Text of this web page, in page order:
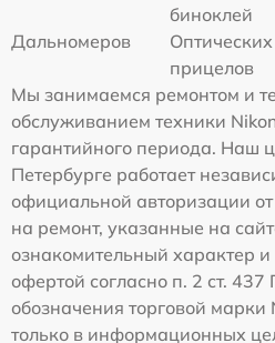
биноклей
Дальномеров
Оптических
прицелов
Мы занимаемся ремонтом и
обслуживанием техники
гарантийного периода. Наш
Петербурге работает
официальной авторизации
на ремонт, указанные на
ознакомительный характер
офертой согласно п. 2 ст.
обозначения торговой
только в информационных